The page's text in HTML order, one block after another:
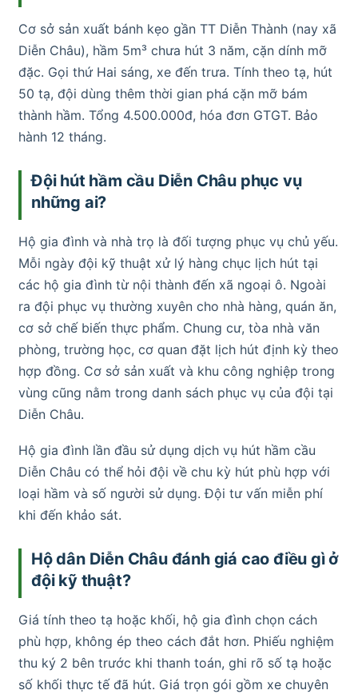
Cơ sở sản xuất bánh kẹo gần TT Diễn Thành (nay xã
Diễn Châu), hầm 5m³ chưa hút 3 năm, cặn dính mỡ
đặc. Gọi thứ Hai sáng, xe đến trưa. Tính theo tạ, hút
50 tạ, đội dùng thêm thời gian phá cặn mỡ bám
thành hầm. Tổng 4.500.000đ, hóa đơn GTGT. Bảo
hành 12 tháng.
Đội hút hầm cầu Diễn Châu phục vụ
những ai?
Hộ gia đình và nhà trọ là đối tượng phục vụ chủ yếu.
Mỗi ngày đội kỹ thuật xử lý hàng chục lịch hút tại
các hộ gia đình từ nội thành đến xã ngoại ô. Ngoài
ra đội phục vụ thường xuyên cho nhà hàng, quán ăn,
cơ sở chế biến thực phẩm. Chung cư, tòa nhà văn
phòng, trường học, cơ quan đặt lịch hút định kỳ theo
hợp đồng. Cơ sở sản xuất và khu công nghiệp trong
vùng cũng nằm trong danh sách phục vụ của đội tại
Diễn Châu.
Hộ gia đình lần đầu sử dụng dịch vụ hút hầm cầu
Diễn Châu có thể hỏi đội về chu kỳ hút phù hợp với
loại hầm và số người sử dụng. Đội tư vấn miễn phí
khi đến khảo sát.
Hộ dân Diễn Châu đánh giá cao điều gì ở
đội kỹ thuật?
Giá tính theo tạ hoặc khối, hộ gia đình chọn cách
phù hợp, không ép theo cách đắt hơn. Phiếu nghiệm
thu ký 2 bên trước khi thanh toán, ghi rõ số tạ hoặc
số khối thực tế đã hút. Giá trọn gói gồm xe chuyên